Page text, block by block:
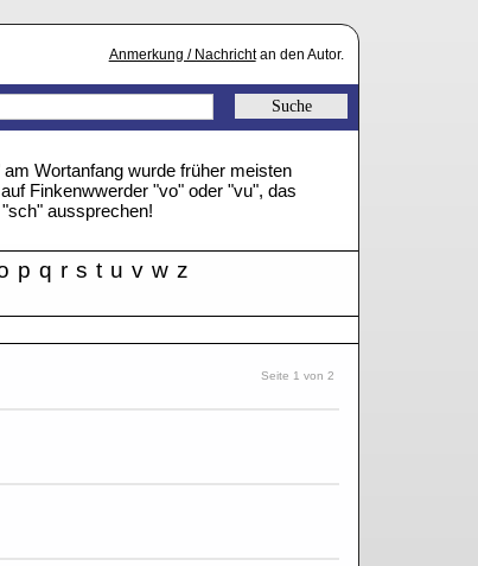
Anmerkung / Nachrichtan den Autor.
Wortanfang wurde früher meisten
Finkenwwerder "vo" oder "vu", das
aussprechen!
p q r s t u v w z
Seite 1 von 2